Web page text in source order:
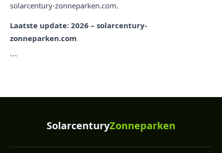
solarcentury-zonneparken.com.
Laatste update: 2026 – solarcentury-
zonneparken.com
```
SolarcenturyZonneparken